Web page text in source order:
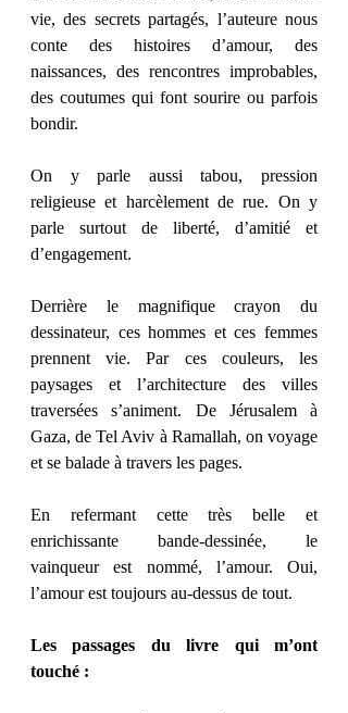
vie, des secrets partagés, l’auteure nous
conte des histoires d’amour, des
naissances, des rencontres improbables,
des coutumes qui font sourire ou parfois
bondir.
On y parle aussi tabou, pression
religieuse et harcèlement de rue. On y
parle surtout de liberté, d’amitié et
d’engagement.
Derrière le magnifique crayon du
dessinateur, ces hommes et ces femmes
prennent vie. Par ces couleurs, les
paysages et l’architecture des villes
traversées s’animent. De Jérusalem à
Gaza, de Tel Aviv à Ramallah, on voyage
et se balade à travers les pages.
En refermant cette très belle et
enrichissante bande-dessinée, le
vainqueur est nommé, l’amour. Oui,
l’amour est toujours au-dessus de tout.
Les passages du livre qui m’ont
touché :